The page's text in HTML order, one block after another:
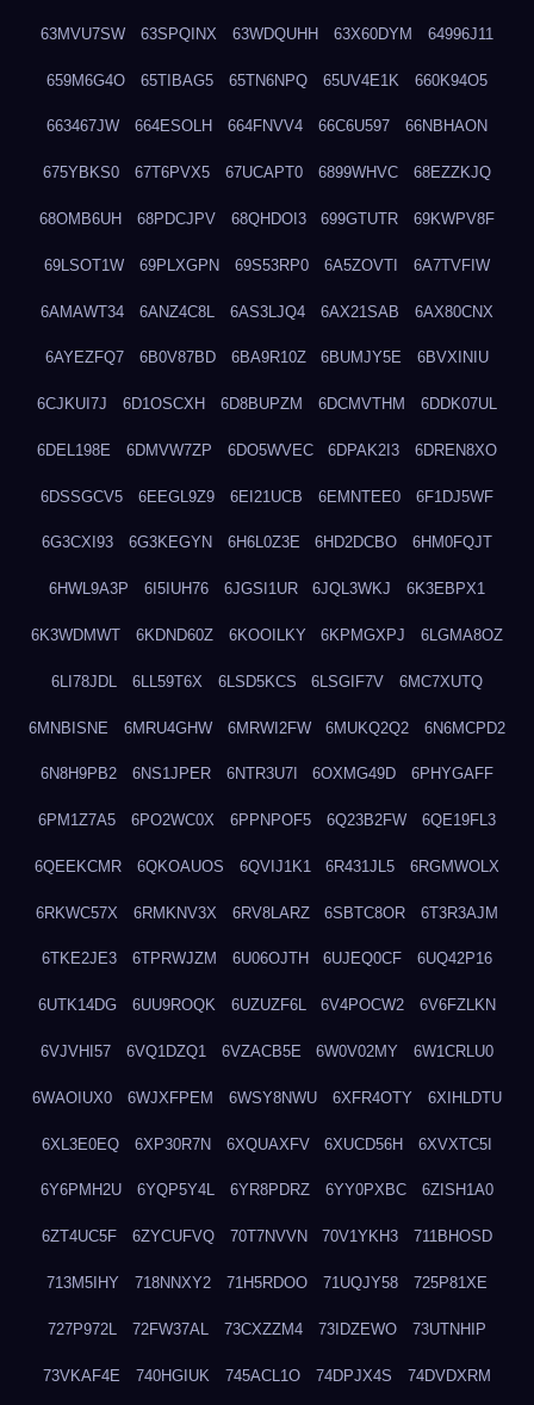
63MVU7SW 63SPQINX 63WDQUHH 63X60DYM 64996J11
659M6G4O 65TIBAG5 65TN6NPQ 65UV4E1K 660K94O5
663467JW 664ESOLH 664FNVV4 66C6U597 66NBHAON
675YBKS0 67T6PVX5 67UCAPT0 6899WHVC 68EZZKJQ
68OMB6UH 68PDCJPV 68QHDOI3 699GTUTR 69KWPV8F
69LSOT1W 69PLXGPN 69S53RP0 6A5ZOVTI 6A7TVFIW
6AMAWT34 6ANZ4C8L 6AS3LJQ4 6AX21SAB 6AX80CNX
6AYEZFQ7 6B0V87BD 6BA9R10Z 6BUMJY5E 6BVXINIU
6CJKUI7J 6D1OSCXH 6D8BUPZM 6DCMVTHM 6DDK07UL
6DEL198E 6DMVW7ZP 6DO5WVEC 6DPAK2I3 6DREN8XO
6DSSGCV5 6EEGL9Z9 6EI21UCB 6EMNTEE0 6F1DJ5WF
6G3CXI93 6G3KEGYN 6H6L0Z3E 6HD2DCBO 6HM0FQJT
6HWL9A3P 6I5IUH76 6JGSI1UR 6JQL3WKJ 6K3EBPX1
6K3WDMWT 6KDND60Z 6KOOILKY 6KPMGXPJ 6LGMA8OZ
6LI78JDL 6LL59T6X 6LSD5KCS 6LSGIF7V 6MC7XUTQ
6MNBISNE 6MRU4GHW 6MRWI2FW 6MUKQ2Q2 6N6MCPD2
6N8H9PB2 6NS1JPER 6NTR3U7I 6OXMG49D 6PHYGAFF
6PM1Z7A5 6PO2WC0X 6PPNPOF5 6Q23B2FW 6QE19FL3
6QEEKCMR 6QKOAUOS 6QVIJ1K1 6R431JL5 6RGMWOLX
6RKWC57X 6RMKNV3X 6RV8LARZ 6SBTC8OR 6T3R3AJM
6TKE2JE3 6TPRWJZM 6U06OJTH 6UJEQ0CF 6UQ42P16
6UTK14DG 6UU9ROQK 6UZUZF6L 6V4POCW2 6V6FZLKN
6VJVHI57 6VQ1DZQ1 6VZACB5E 6W0V02MY 6W1CRLU0
6WAOIUX0 6WJXFPEM 6WSY8NWU 6XFR4OTY 6XIHLDTU
6XL3E0EQ 6XP30R7N 6XQUAXFV 6XUCD56H 6XVXTC5I
6Y6PMH2U 6YQP5Y4L 6YR8PDRZ 6YY0PXBC 6ZISH1A0
6ZT4UC5F 6ZYCUFVQ 70T7NVVN 70V1YKH3 711BHOSD
713M5IHY 718NNXY2 71H5RDOO 71UQJY58 725P81XE
727P972L 72FW37AL 73CXZZM4 73IDZEWO 73UTNHIP
73VKAF4E 740HGIUK 745ACL1O 74DPJX4S 74DVDXRM